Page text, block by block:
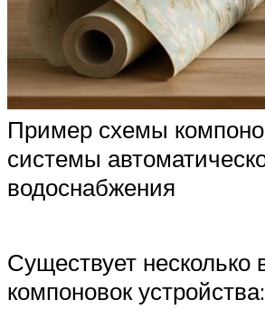
Пример схемы
системы
водоснабжения
Существует несколько
компоновок устройства: